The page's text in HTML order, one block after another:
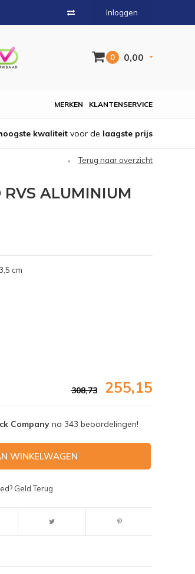
Inloggen
0 0,00
KLANTENSERVICE
MERKEN
kwaliteit voor de laagste prijs
Terug naar overzicht
RVS ALUMINIUM
cm
308,73 255,15
Companyna 343 beoordelingen!
WINKELWAGEN
Geld Terug